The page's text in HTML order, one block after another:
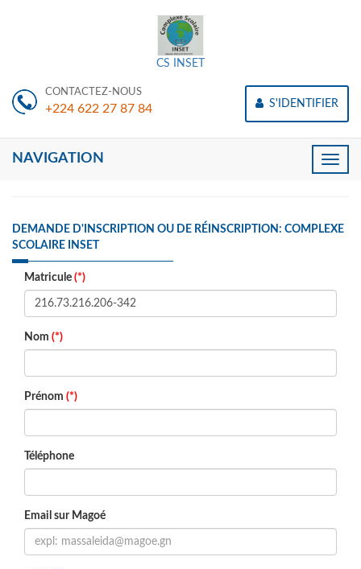
CS INSET
CONTACTEZ-NOUS
+224 622 27 87 84 S'IDENTIFIER
Toggle
NAVIGATION
DEMANDE D'INSCRIPTION OU DE RÉINSCRIPTION: COMPLEXE
SCOLAIRE INSET
Matricule (*)
Nom (*)
Prénom (*)
Téléphone
Email sur Magoé